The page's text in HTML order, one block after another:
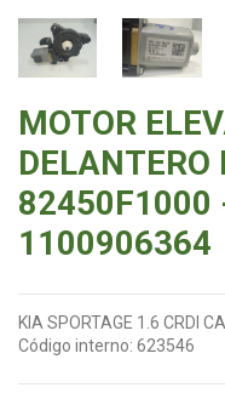
MOTOR
DELANTERO
82450F1000
1100906364
KIA SPORTAGE 1.6 CRDI
Código interno: 623546